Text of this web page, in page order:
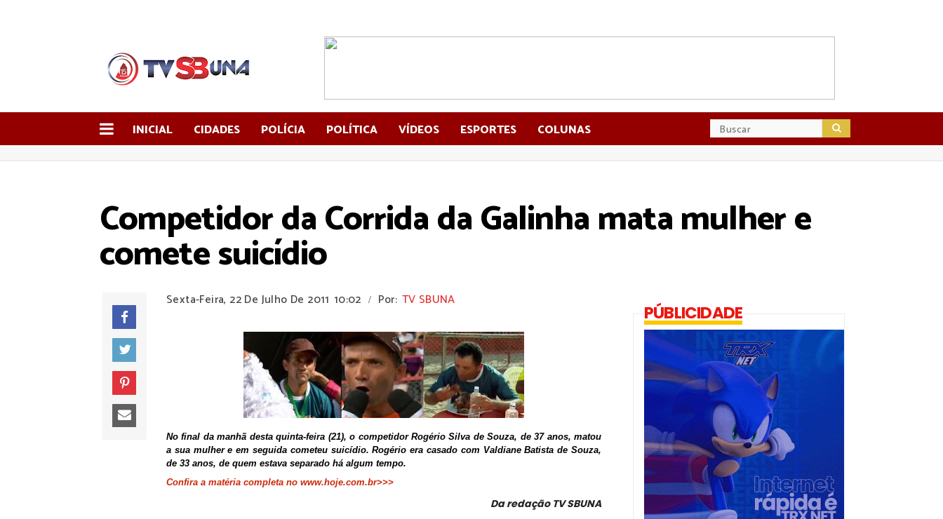
INICIAL CIDADES POLÍCIA POLÍTICA VÍDEOS ESPORTES COLUNAS
Competidor da Corrida da Galinha mata mulher e
comete suicídio
Sexta-Feira, 22 De Julho De 2011 10:02 / Por: TV SBUNA
No final da manhã desta quinta-feira (21), o competidor Rogério Silva de Souza, de 37 anos, matou
a sua mulher e em seguida cometeu suicídio. Rogério era casado com Valdiane Batista de Souza,
de 33 anos, de quem estava separado há algum tempo.
Confira a matéria completa no www.hoje.com.br>>>
Da redação TV SBUNA
PÚBLICIDADE